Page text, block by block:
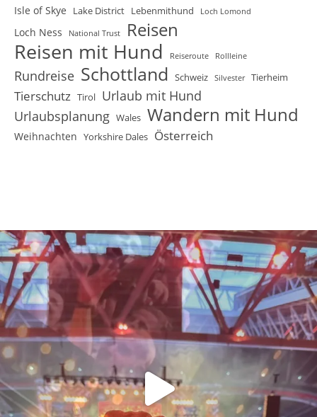
Isle of Skye Lake District Lebenmithund Loch Lomond
Loch Ness National Trust Reisen
Reisen mit Hund Reiseroute Rollleine
Rundreise Schottland Schweiz Silvester Tierheim
Tierschutz Tirol Urlaub mit Hund
Urlaubsplanung Wales Wandern mit Hund
Weihnachten Yorkshire Dales Österreich